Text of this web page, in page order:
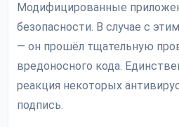
Модифицированные
безопасности. В случае с
— он прошёл тщательную
вредоносного кода.
реакция некоторых
подпись.